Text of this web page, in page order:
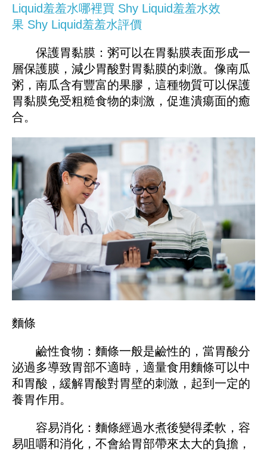
Liquid羞羞水哪裡買 Shy Liquid羞羞水效
果 Shy Liquid羞羞水評價
保護胃黏膜：粥可以在胃黏膜表面形成一
層保護膜，減少胃酸對胃黏膜的刺激。像南瓜
粥，南瓜含有豐富的果膠，這種物質可以保護
胃黏膜免受粗糙食物的刺激，促進潰瘍面的癒
合。
麵條
鹼性食物：麵條一般是鹼性的，當胃酸分
泌過多導致胃部不適時，適量食用麵條可以中
和胃酸，緩解胃酸對胃壁的刺激，起到一定的
養胃作用。
容易消化：麵條經過水煮後變得柔軟，容
易咀嚼和消化，不會給胃部帶來太大的負擔，